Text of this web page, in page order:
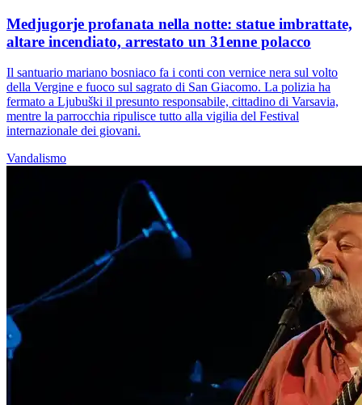
Medjugorje profanata nella notte: statue imbrattate,
altare incendiato, arrestato un 31enne polacco
Il santuario mariano bosniaco fa i conti con vernice nera sul volto
della Vergine e fuoco sul sagrato di San Giacomo. La polizia ha
fermato a Ljubuški il presunto responsabile, cittadino di Varsavia,
mentre la parrocchia ripulisce tutto alla vigilia del Festival
internazionale dei giovani.
Vandalismo